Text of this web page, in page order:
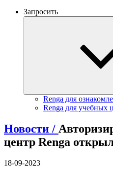
Запросить
Renga для
Renga для учебных
Новости /
центр Renga
18-09-2023